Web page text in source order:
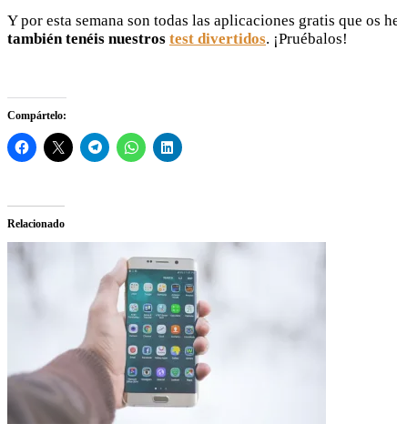
Y por esta semana son todas las aplicaciones gratis que os
también tenéis nuestros test divertidos. ¡Pruébalos!
Compártelo:
Relacionado